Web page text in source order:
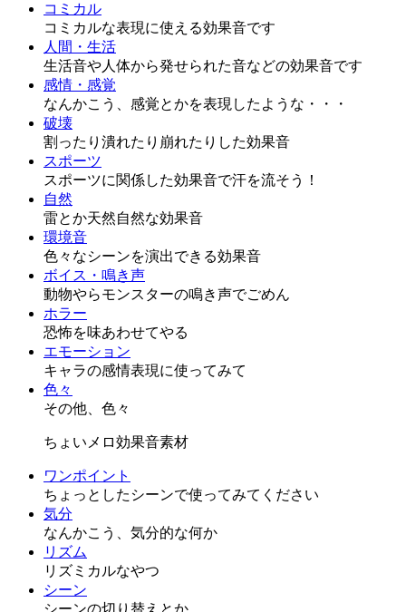
コミカル
コミカルな表現に使える効果音です
人間・生活
生活音や人体から発せられた音などの効果音です
感情・感覚
なんかこう、感覚とかを表現したような・・・
破壊
割ったり潰れたり崩れたりした効果音
スポーツ
スポーツに関係した効果音で汗を流そう！
自然
雷とか天然自然な効果音
環境音
色々なシーンを演出できる効果音
ボイス・鳴き声
動物やらモンスターの鳴き声でごめん
ホラー
恐怖を味あわせてやる
エモーション
キャラの感情表現に使ってみて
色々
その他、色々
ちょいメロ効果音素材
ワンポイント
ちょっとしたシーンで使ってみてください
気分
なんかこう、気分的な何か
リズム
リズミカルなやつ
シーン
シーンの切り替えとか